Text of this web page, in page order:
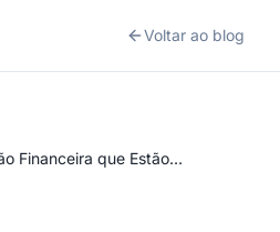
Voltar ao blog
Financeira que Estão